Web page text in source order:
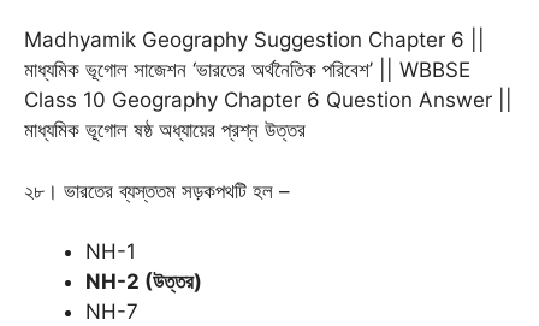
Madhyamik Geography Suggestion Chapter 6 ||
মাধ্যমিক ভূগোল সাজেশন ‘ভারতের অর্থনৈতিক পরিবেশ’ || WBBSE
Class 10 Geography Chapter 6 Question Answer ||
মাধ্যমিক ভূগোল ষষ্ঠ অধ্যায়ের প্রশ্ন উত্তর
২৮। ভারতের ব্যস্ততম সড়কপথটি হল –
NH-1
NH-2 (উত্তর)
NH-7